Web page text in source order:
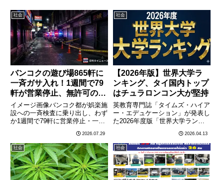
社会
バンコクの遊び場865軒に
一斉ガサ入れ！1週間で79
軒が営業停止、無許可のバ
ンド演奏も摘発
イメージ画像バンコク都が娯楽施
設への一斉検査に乗り出し、わず
か1週間で79軒に営業停止・一時
基準違反が次々と発覚している。
バンコク都が7月19日から26日に
かけて実施したのは「娯楽施設」
と、実質的にそれに近い形………
2026.07.29
社会
【2026年版】世界大学ラ
ンキング、タイ国内トップ
はチュラロンコン大が堅持
英教育専門誌「タイムズ・ハイア
ー・エデュケーション」が発表し
た2026年度版「世界大学ランキ
プはチュラロンコン大学が維持し
た。世界全体では英国のオックス
フォード大学が10年連続で首位
を守るという歴史的な快挙を
成………
2026.04.13
社会 社会